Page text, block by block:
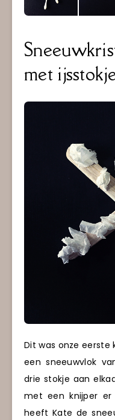
met
Dit was onze
een sneeuwvlok
drie stokje aan
met een knijper
heeft Kate de